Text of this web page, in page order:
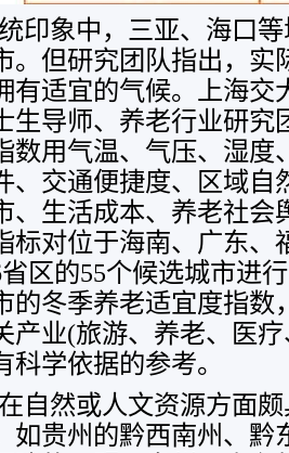
印象中，三亚、海口
。但研究团队指出，
有适宜的气候。上海交
生导师、养老行业研究
数用气温、气压、湿度
、交通便捷度、区域自
、生活成本、养老社会
标对位于海南、广东、
区的55个候选城市进
的冬季养老适宜度指数
产业(旅游、养老、医
科学依据的参考。
自然或人文资源方面
如贵州的黔西南州、黔